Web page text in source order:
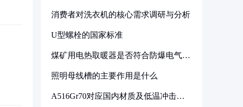
消费者对洗衣机的核心需求调研与分析
U型螺栓的国家标准
煤矿用电热取暖器是否符合防爆电气设
照明母线槽的主要作用是什么
A516Gr70对应国内材质及低温冲击要